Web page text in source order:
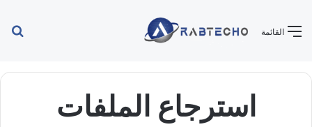
القائمة
استرجاع الملفات